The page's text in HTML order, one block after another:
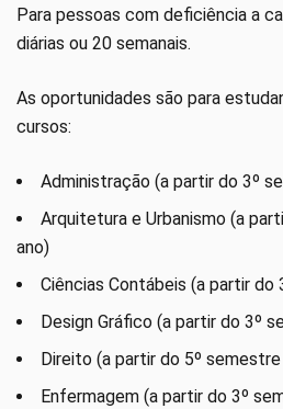
Para pessoas com deficiência a
diárias ou 20 semanais.
As oportunidades são para
cursos:
Administração (a partir do 3º
Arquitetura e Urbanismo (a
ano)
Ciências Contábeis (a partir do
Design Gráfico (a partir do 3º
Direito (a partir do 5º semestre
Enfermagem (a partir do 3º